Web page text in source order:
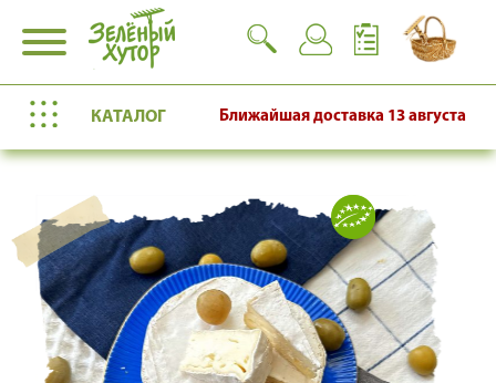
КАТАЛОГ Ближайшая доставка 13 августа